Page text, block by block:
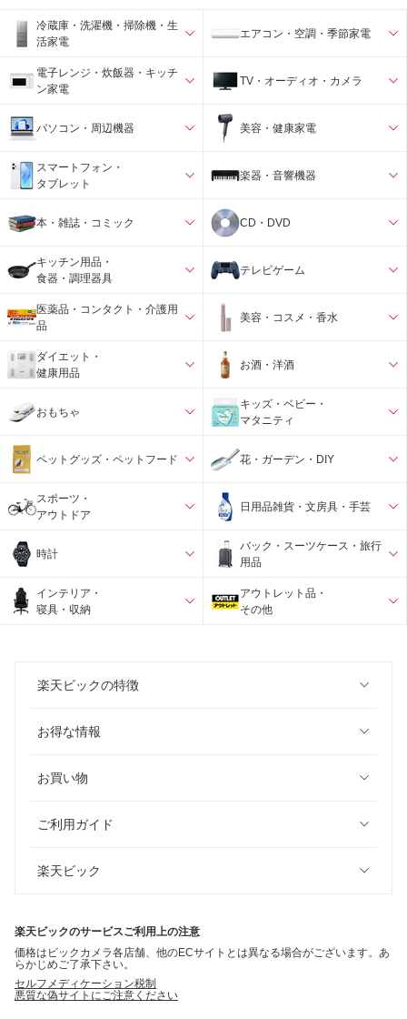
冷蔵庫・洗濯機・掃除機・生
活家電
エアコン・空調・季節家電
電子レンジ・炊飯器・キッチ
ン家電
TV・オーディオ・カメラ
パソコン・周辺機器 美容・健康家電
スマートフォン・
タブレット
楽器・音響機器
本・雑誌・コミック CD・DVD
キッチン用品・
食器・調理器具
テレビゲーム
医薬品・コンタクト・介護用
品
美容・コスメ・香水
ダイエット・
健康用品
お酒・洋酒
おもちゃ
キッズ・ベビー・
マタニティ
ペットグッズ・ペットフード 花・ガーデン・DIY
スポーツ・
アウトドア
日用品雑貨・文房具・手芸
時計
バック・スーツケース・旅行
用品
インテリア・
寝具・収納
アウトレット品・
その他
楽天ビックの特徴
お得な情報
お買い物
ご利用ガイド
楽天ビック
楽天ビックのサービスご利用上の注意
価格はビックカメラ各店舗、他のECサイトとは異なる場合がございます。あ
らかじめご了承下さい。
セルフメディケーション税制
悪質な偽サイトにご注意ください